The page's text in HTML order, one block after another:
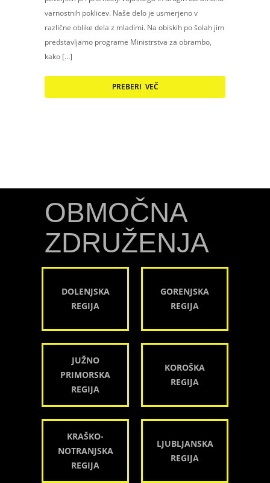
varnostnih poklicev. Naše delo je usmerjeno v
različne oblike dela z mladimi. Na obiskih po šolah jim
predstavljamo programe Ministrstva za obrambo,
kako […]
PREBERI VEČ
OBMOČNA
ZDRUŽENJA
DOLENJSKA
REGIJA
GORENJSKA
REGIJA
JUŽNO
PRIMORSKA
REGIJA
KOROŠKA
REGIJA
KRAŠKO-
NOTRANJSKA
REGIJA
LJUBLJANSKA
REGIJA